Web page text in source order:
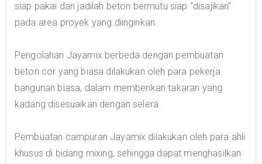
siap pakai dan jadilah beton bermutu siap “disajikan”
pada area proyek yang diinginkan.
Pengolahan Jayamix berbeda dengan pembuatan
beton cor yang biasa dilakukan oleh para pekerja
bangunan biasa, dalam memberikan takaran yang
kadang disesuaikan dengan selera.
Pembuatan campuran Jayamix dilakukan oleh para ahli
khusus di bidang mixing, sehingga dapat menghasilkan